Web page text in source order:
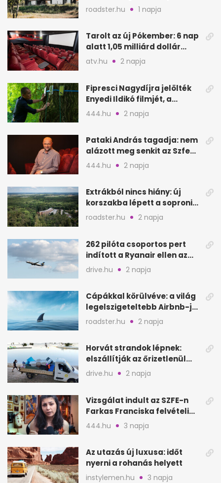
nyílik meg
roadster.hu 1 napja
Tarolt az új Pókember: 6 nap
alatt 1,05 milliárd dollár
bevétel
atv.hu 2 napja
Fipresci Nagydíjra jelölték
Enyedi Ildikó filmjét, a
Csendes barátot
444.hu 2 napja
Pataki András tagadja: nem
alázott meg senkit az Szfe
felvételijén
444.hu 2 napja
Extrákból nincs hiány: új
korszakba lépett a soproni
Fagus Hotel
roadster.hu 2 napja
262 pilóta csoportos pert
indított a Ryanair ellen az
Egyesült Királyságban
drive.hu 2 napja
Cápákkal körülvéve: a világ
legelszigeteltebb Airbnb-je
a nyílt tengeren
roadster.hu 2 napja
Horvát strandok lépnek:
elszállítják az őrizetlenül
hagyott törölközőket
drive.hu 2 napja
Vizsgálat indult az SZFE-n
Farkas Franciska felvételi
videója után
444.hu 3 napja
Az utazás új luxusa: időt
nyerni a rohanás helyett
instylemen.hu 3 napja